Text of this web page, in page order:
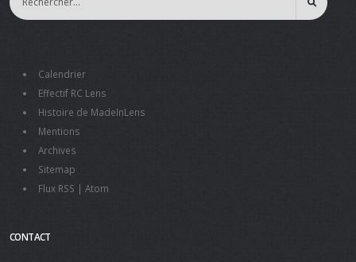
Calendrier
Effectif RC Lens
Histoire de MadeInLens
Mentions
Archives
Sitemap
Flux RSS | Atom
CONTACT